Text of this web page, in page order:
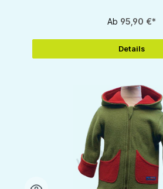
Ab 95,90 €*
Details